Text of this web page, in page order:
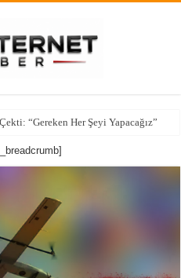
“Gereken Her Şeyi Yapacağız”
kritik füze stokları alarm veriyor